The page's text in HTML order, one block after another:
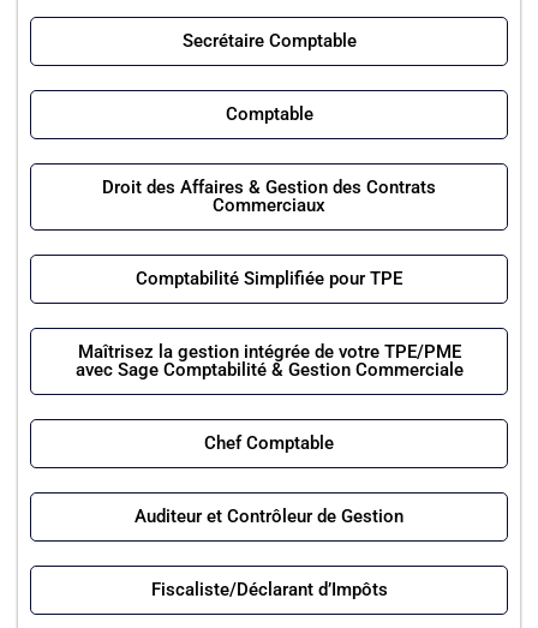
Secrétaire Comptable
Comptable
Droit des Affaires & Gestion des Contrats
Commerciaux
Comptabilité Simplifiée pour TPE
Maîtrisez la gestion intégrée de votre TPE/PME
avec Sage Comptabilité & Gestion Commerciale
Chef Comptable
Auditeur et Contrôleur de Gestion
Fiscaliste/Déclarant d’Impôts